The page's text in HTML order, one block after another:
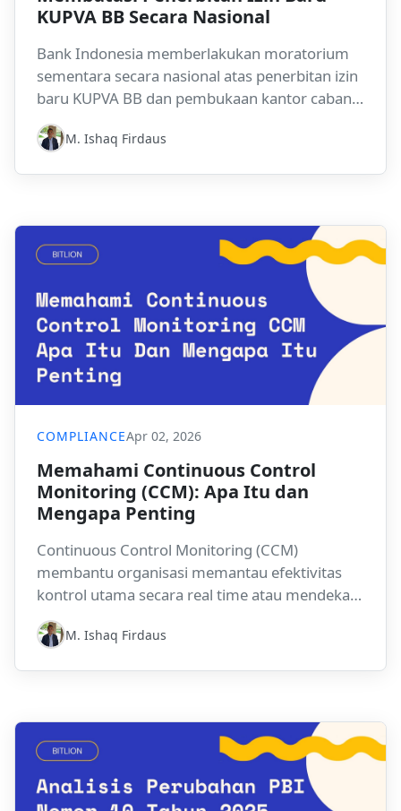
KUPVA BB Secara Nasional
Bank Indonesia memberlakukan moratorium
sementara secara nasional atas penerbitan izin
baru KUPVA BB dan pembukaan kantor cabang
baru, berlaku mulai 6 April hingga 31 Agustus
2026, berdasarkan Pasal 16 PBI
M. Ishaq Firdaus
COMPLIANCEApr 02, 2026
Memahami Continuous Control
Monitoring (CCM): Apa Itu dan
Mengapa Penting
Continuous Control Monitoring (CCM)
membantu organisasi memantau efektivitas
kontrol utama secara real time atau mendekati
real time, mengurangi blind spot kepatuhan
dan meningkatkan visibilitas risiko. Dalam
M. Ishaq Firdaus